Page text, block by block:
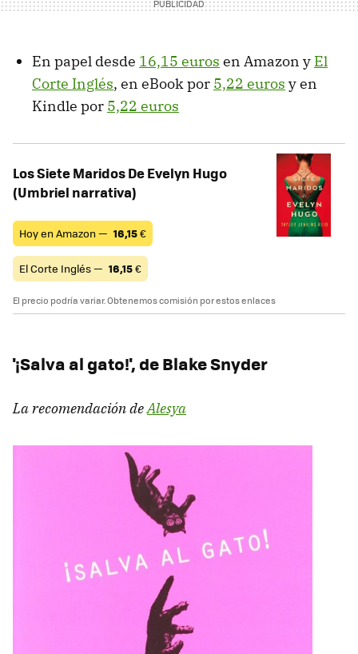
En papel desde 16,15 euros en Amazon y El
Corte Inglés, en eBook por 5,22 euros y en
Kindle por 5,22 euros
Los Siete Maridos De Evelyn Hugo
(Umbriel narrativa)
Hoy en Amazon — 16,15€
El Corte Inglés — 16,15€
El precio podría variar. Obtenemos comisión por estos enlaces
'¡Salva al gato!', de Blake Snyder
La recomendación deAlesya